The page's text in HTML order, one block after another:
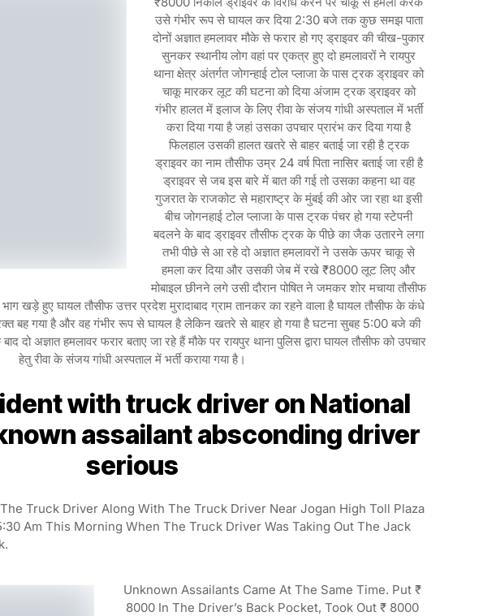
उसे गंभीर रूप से घायल कर दिया 2:30 बजे तक कुछ समझ पाता
दोनों अज्ञात हमलावर मौके से फरार हो गए ड्राइवर की चीख-पुकार
सुनकर स्थानीय लोग वहां पर एकत्र हुए दो हमलावरों ने रायपुर
थाना क्षेत्र अंतर्गत जोगन्हाई टोल प्लाजा के पास ट्रक ड्राइवर को
चाकू मारकर लूट की घटना को दिया अंजाम ट्रक ड्राइवर को
गंभीर हालत में इलाज के लिए रीवा के संजय गांधी अस्पताल में भर्ती
करा दिया गया है जहां उसका उपचार प्रारंभ कर दिया गया है
फिलहाल उसकी हालत खतरे से बाहर बताई जा रही है ट्रक
ड्राइवर का नाम तौसीफ उम्र 24 वर्ष पिता नासिर बताई जा रही है
ड्राइवर से जब इस बारे में बात की गई तो उसका कहना था वह
गुजरात के राजकोट से महाराष्ट्र के मुंबई की ओर जा रहा था इसी
बीच जोगनहाई टोल प्लाजा के पास ट्रक पंचर हो गया स्टेपनी
बदलने के बाद ड्राइवर तौसीफ ट्रक के पीछे का जैक उतारने लगा
तभी पीछे से आ रहे दो अज्ञात हमलावरों ने उसके ऊपर चाकू से
हमला कर दिया और उसकी जेब में रखे ₹8000 लूट लिए और
मोबाइल छीनने लगे उसी दौरान पोषित ने जमकर शोर मचाया तौसीफ
खड़े हुए घायल तौसीफ उत्तर प्रदेश मुरादाबाद ग्राम तानकर का रहने वाला है घायल तौसीफ के कंधे
बह गया है और वह गंभीर रूप से घायल है लेकिन खतरे से बाहर हो गया है घटना सुबह 5:00 बजे की
दो अज्ञात हमलावर फरार बताए जा रहे हैं मौके पर रायपुर थाना पुलिस द्वारा घायल तौसीफ को उपचार
हेतु रीवा के संजय गांधी अस्पताल में भर्ती कराया गया है।
with truck driver on National
assailant absconding driver
serious
Truck Driver Along With The Truck Driver Near Jogan High Toll Plaza
Am This Morning When The Truck Driver Was Taking Out The Jack
Unknown Assailants Came At The Same Time. Put ₹
8000 In The Driver’s Back Pocket, Took Out ₹ 8000